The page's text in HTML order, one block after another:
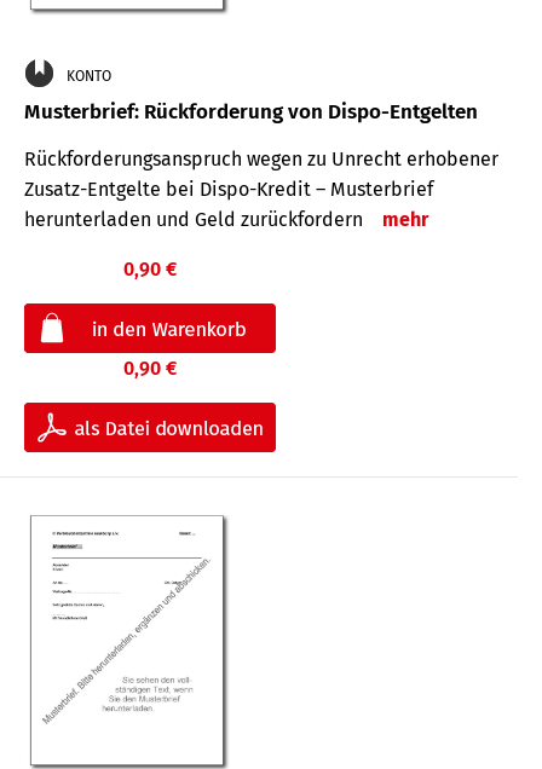
KONTO
Musterbrief: Rückforderung von Dispo-Entgelten
Rückforderungsanspruch wegen zu Unrecht erhobener
Zusatz-Entgelte bei Dispo-Kredit – Musterbrief
herunterladen und Geld zurückfordern
mehr
0,90 €
0,90 €